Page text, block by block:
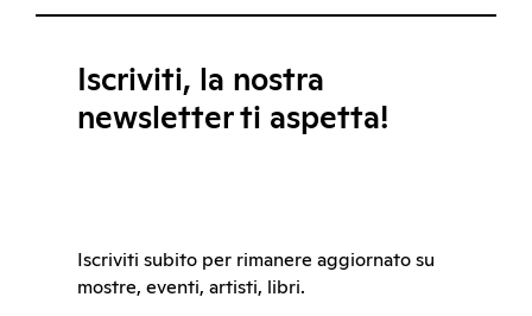
Iscriviti, la nostra
newsletter ti aspetta!
Iscriviti subito per rimanere aggiornato su
mostre, eventi, artisti, libri.